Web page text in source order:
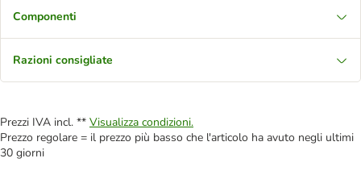
Componenti
Razioni consigliate
Prezzi IVA incl. ** Visualizza condizioni.
Prezzo regolare = il prezzo più basso che l'articolo ha avuto negli ultimi
30 giorni